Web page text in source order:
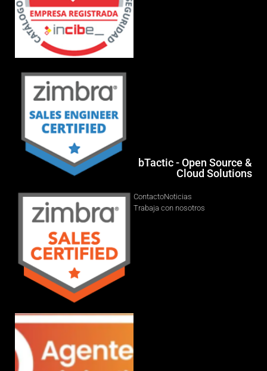
bTactic - Open Source &
Cloud Solutions
ContactoNoticias
Trabaja con nosotros